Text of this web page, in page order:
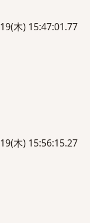
木) 15:47:01.77
木) 15:56:15.27